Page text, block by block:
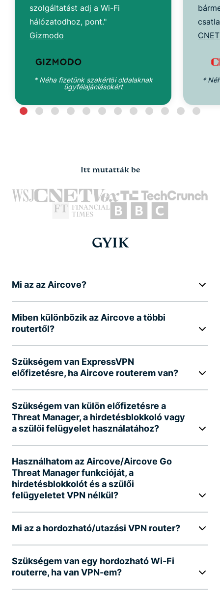
szolgáltatást adj a Wi-Fi
hálózatodhoz, pont."
Gizmodo
* Néha fizetünk szakértői oldalaknak
ügyfélajánlásokért
CNET
*
Itt mutatták be
GYIK
Mi az az Aircove?
Miben különbözik az Aircove a többi
routertől?
Szükségem van ExpressVPN
előfizetésre, ha Aircove routerem van?
Szükségem van külön előfizetésre a
Threat Manager, a hirdetésblokkoló vagy
a szülői felügyelet használatához?
Használhatom az Aircove/Aircove Go
Threat Manager funkcióját, a
hirdetésblokkolót és a szülői
felügyeletet VPN nélkül?
Mi az a hordozható/utazási VPN router?
Szükségem van egy hordozható Wi-Fi
routerre, ha van VPN-em?